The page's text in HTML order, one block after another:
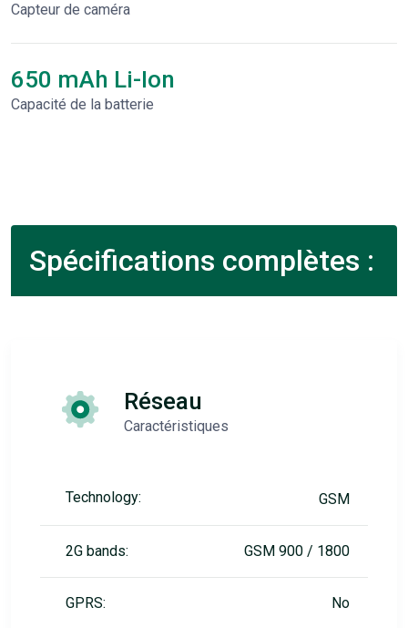
Capteur de caméra
650 mAh Li-Ion
Capacité de la batterie
Spécifications complètes :
Réseau
Caractéristiques
Technology: GSM
2G bands: GSM 900 / 1800
GPRS: No